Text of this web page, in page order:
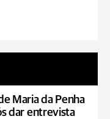
Maria da Penha
dar entrevista